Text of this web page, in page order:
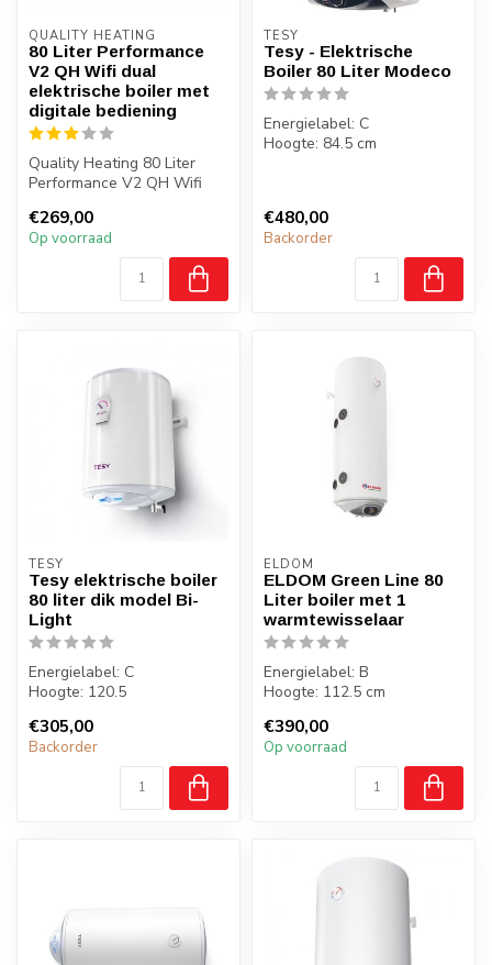
QUALITY HEATING
80 Liter Performance
V2 QH Wifi dual
elektrische boiler met
digitale bediening
Quality Heating 80 Liter
Performance V2 QH Wifi
digi...
€269,00
Op voorraad
TESY
Tesy - Elektrische
Boiler 80 Liter Modeco
Energielabel: C
Hoogte: 84.5 cm
€480,00
Backorder
TESY
Tesy elektrische boiler
80 liter dik model Bi-
Light
Energielabel: C
Hoogte: 120.5
Diepte: 41.2
€305,00
Backorder
ELDOM
ELDOM Green Line 80
Liter boiler met 1
warmtewisselaar
Energielabel: B
Hoogte: 112.5 cm
Diepte: 41 cm
€390,00
Op voorraad